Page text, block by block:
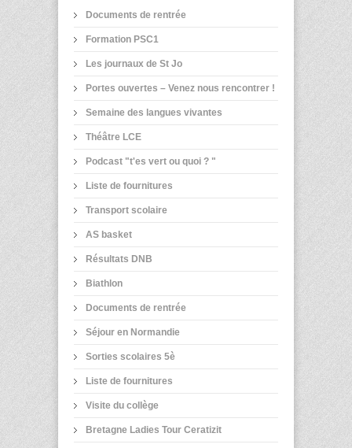
Documents de rentrée
Formation PSC1
Les journaux de St Jo
Portes ouvertes – Venez nous rencontrer !
Semaine des langues vivantes
Théâtre LCE
Podcast "t'es vert ou quoi ? "
Liste de fournitures
Transport scolaire
AS basket
Résultats DNB
Biathlon
Documents de rentrée
Séjour en Normandie
Sorties scolaires 5è
Liste de fournitures
Visite du collège
Bretagne Ladies Tour Ceratizit